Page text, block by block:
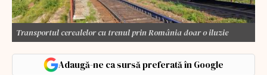
Transportul cerealelor cu trenul prin România doar o iluzie
Adaugă-ne ca sursă preferată în Google